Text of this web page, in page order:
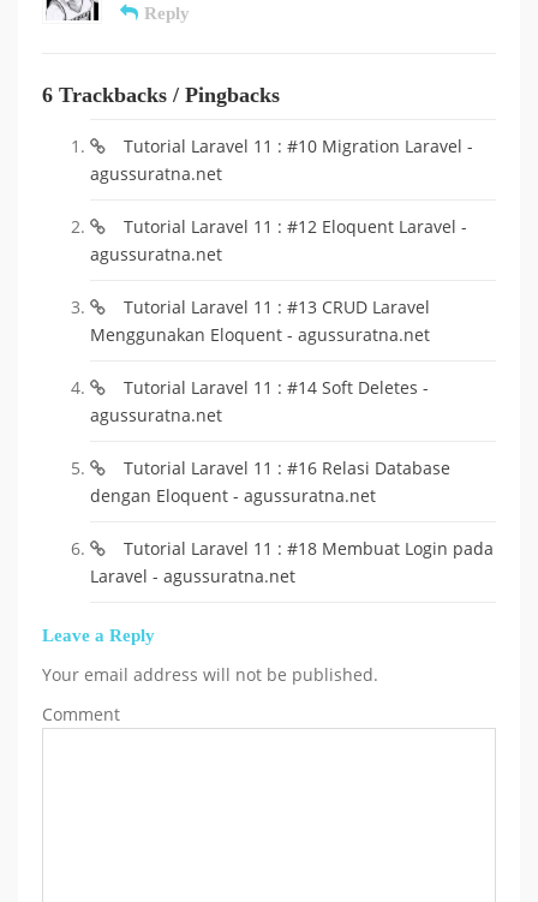
Reply
6 Trackbacks / Pingbacks
Tutorial Laravel 11 : #10 Migration Laravel -
agussuratna.net
Tutorial Laravel 11 : #12 Eloquent Laravel -
agussuratna.net
Tutorial Laravel 11 : #13 CRUD Laravel
Menggunakan Eloquent - agussuratna.net
Tutorial Laravel 11 : #14 Soft Deletes -
agussuratna.net
Tutorial Laravel 11 : #16 Relasi Database
dengan Eloquent - agussuratna.net
Tutorial Laravel 11 : #18 Membuat Login pada
Laravel - agussuratna.net
Leave a Reply
Your email address will not be published.
Comment